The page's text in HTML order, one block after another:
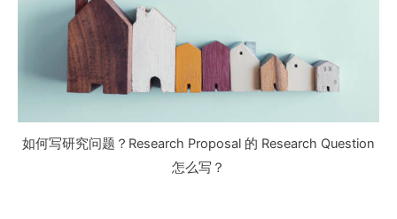
如何写研究问题？Research Proposal 的 Research Question
怎么写？